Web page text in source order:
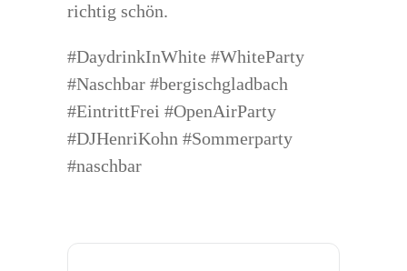
richtig schön.
#DaydrinkInWhite #WhiteParty
#Naschbar #bergischgladbach
#EintrittFrei #OpenAirParty
#DJHenriKohn #Sommerparty
#naschbar